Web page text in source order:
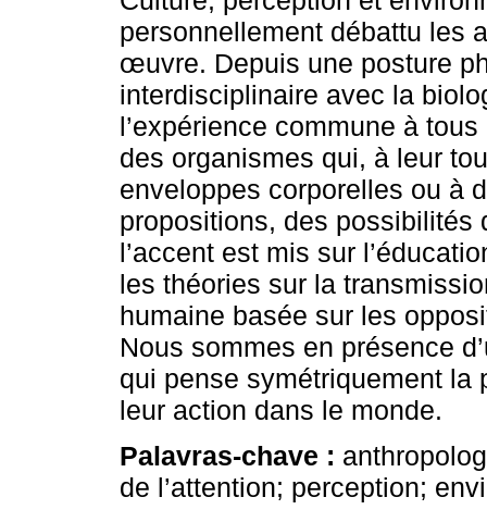
personnellement débattu les
œuvre. Depuis une posture
interdisciplinaire avec la
l’expérience commune à
des organismes qui, à leur
enveloppes corporelles ou à
propositions, des possibilités
l’accent est mis sur
les théories sur la
humaine basée sur les
Nous sommes en présence
qui pense symétriquement la
leur action dans le monde.
Palavras-chave :
de l’attention; perception;